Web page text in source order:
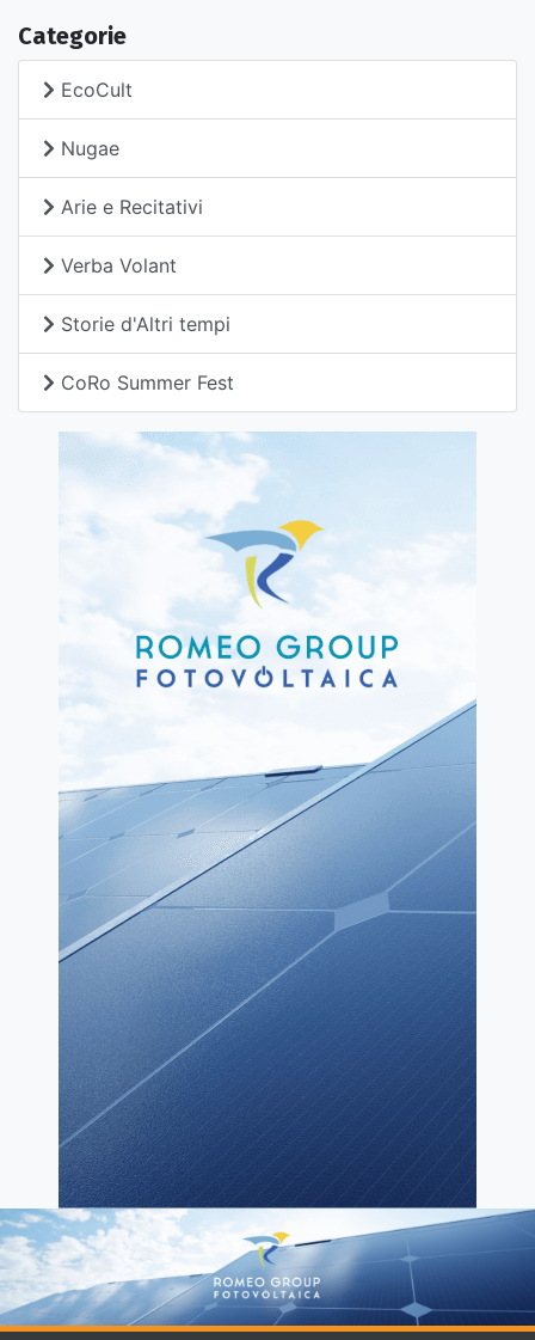
Categorie
EcoCult
Nugae
Arie e Recitativi
Verba Volant
Storie d'Altri tempi
CoRo Summer Fest